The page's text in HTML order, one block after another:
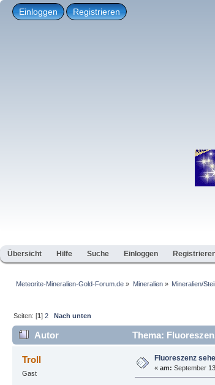
Einloggen Registrieren
Übersicht Hilfe Suche Einloggen
Meteorite-Mineralien-Gold-Forum.de » Mineralien» Mineralien/
Seiten: [1]2 Nach unten
Autor Thema:
Troll
Gast
Fluoreszenz
« am: September